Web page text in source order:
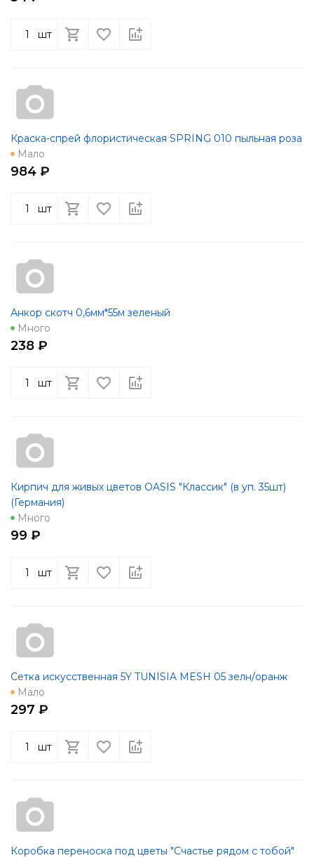
шт
Краска-спрей флористическая SPRING 010 пыльная роза
Мало
984 ₽
шт
Анкор скотч 0,6мм*55м зеленый
Много
238 ₽
шт
Кирпич для живых цветов OASIS "Классик" (в уп. 35шт)
(Германия)
Много
99 ₽
шт
Сетка искусственная 5Y TUNISIA MESH 05 зелн/оранж
Мало
297 ₽
шт
Коробка переноска под цветы "Счастье рядом с тобой"